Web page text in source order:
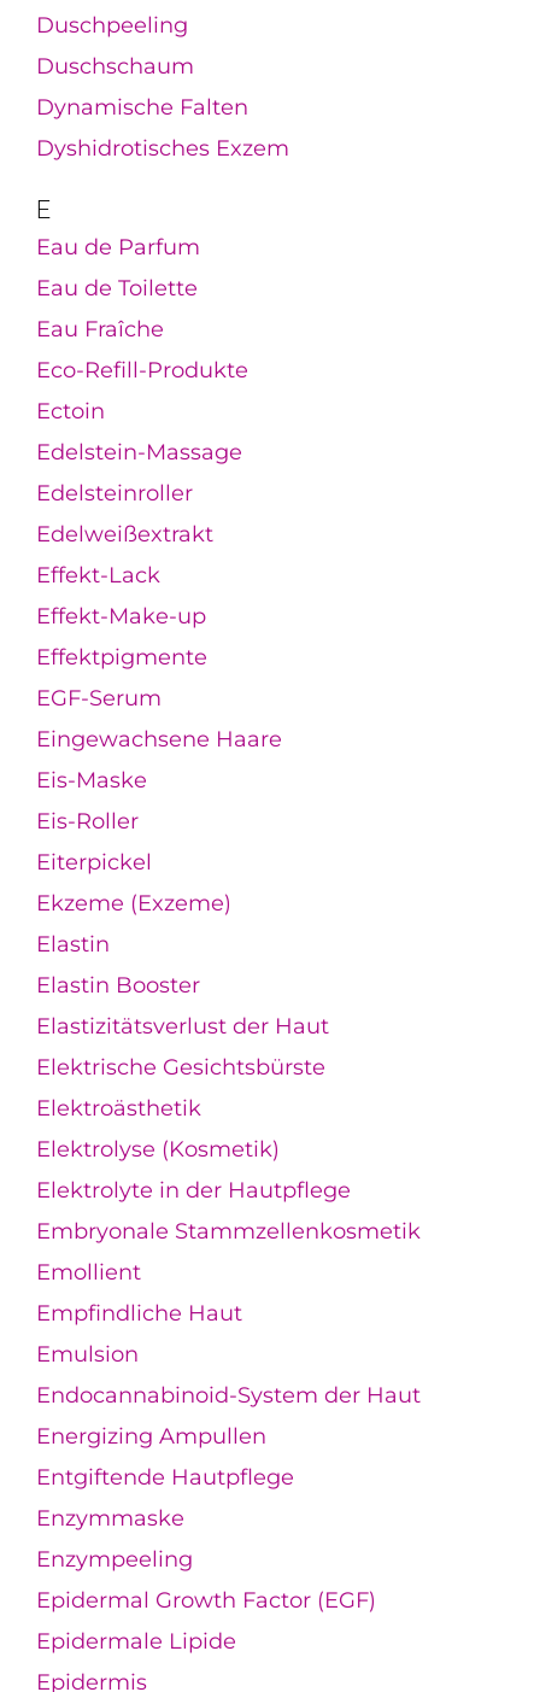
Duschpeeling
Duschschaum
Dynamische Falten
Dyshidrotisches Exzem
E
Eau de Parfum
Eau de Toilette
Eau Fraîche
Eco-Refill-Produkte
Ectoin
Edelstein-Massage
Edelsteinroller
Edelweißextrakt
Effekt-Lack
Effekt-Make-up
Effektpigmente
EGF-Serum
Eingewachsene Haare
Eis-Maske
Eis-Roller
Eiterpickel
Ekzeme (Exzeme)
Elastin
Elastin Booster
Elastizitätsverlust der Haut
Elektrische Gesichtsbürste
Elektroästhetik
Elektrolyse (Kosmetik)
Elektrolyte in der Hautpflege
Embryonale Stammzellenkosmetik
Emollient
Empfindliche Haut
Emulsion
Endocannabinoid-System der Haut
Energizing Ampullen
Entgiftende Hautpflege
Enzymmaske
Enzympeeling
Epidermal Growth Factor (EGF)
Epidermale Lipide
Epidermis